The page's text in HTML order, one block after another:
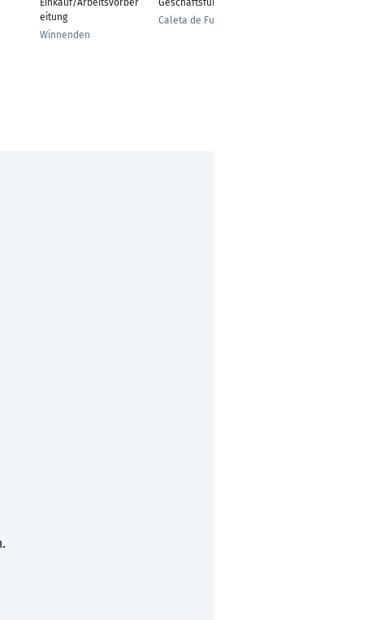
Einkauf/Arbeitsvorber
eitung
Winnenden
Geschäftsführer
Caleta de Fuste